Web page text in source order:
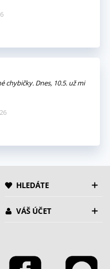
chybičky. Dnes, 10.5. už mi
HLEDÁTE
VÁŠ ÚČET